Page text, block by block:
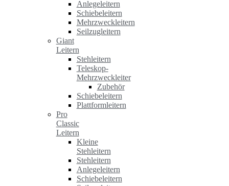
Anlegeleitern
Schiebeleitern
Mehrzweckleitern
Seilzugleitern
Giant
Leitern
Stehleitern
Teleskop-
Mehrzweckleiter
Zubehör
Schiebeleitern
Plattformleitern
Pro
Classic
Leitern
Kleine
Stehleitern
Stehleitern
Anlegeleitern
Schiebeleitern